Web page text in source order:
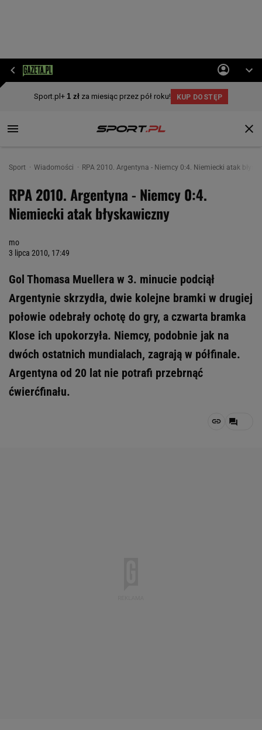
Sport Wiadomości RPA 2010. Argentyna - Niemcy 0:4. Niemiecki atak
RPA 2010. Argentyna - Niemcy 0:4.
Niemiecki atak błyskawiczny
mo
3 lipca 2010, 17:49
Gol Thomasa Muellera w 3. minucie podciął
Argentynie skrzydła, dwie kolejne bramki w drugiej
połowie odebrały ochotę do gry, a czwarta bramka
Klose ich upokorzyła. Niemcy, podobnie jak na
dwóch ostatnich mundialach, zagrają w półfinale.
Argentyna od 20 lat nie potrafi przebrnąć
ćwierćfinału.